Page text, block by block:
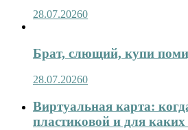
28.07.20260
Брат, слющий, купи
28.07.20260
Виртуальная карта:
пластиковой и для каких